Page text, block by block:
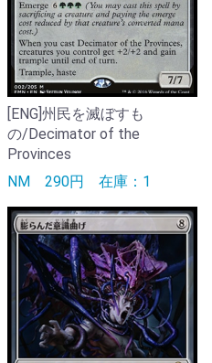
[ENG]州民を滅ぼすも
の/Decimator of the
Provinces
NM 290円 在庫：1